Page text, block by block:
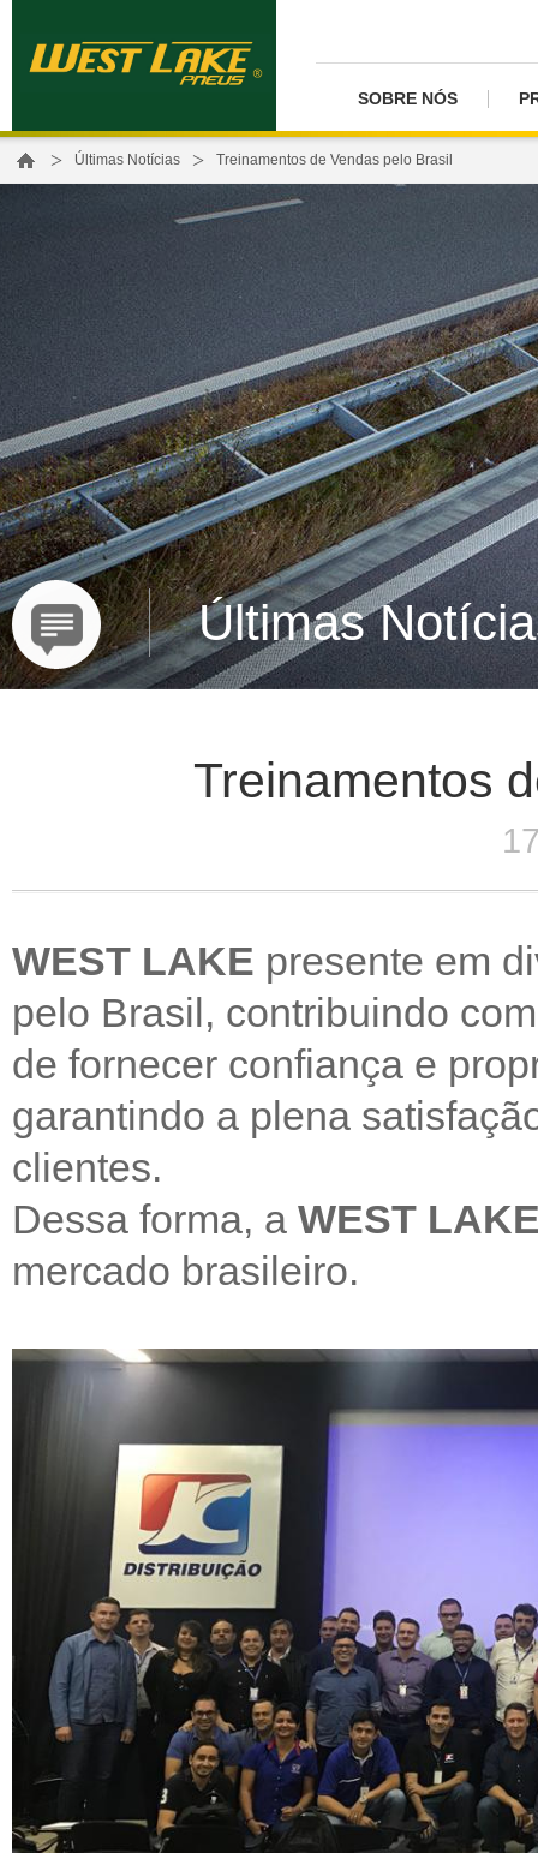
SOBRE NÓS
> Últimas Notícias > Treinamentos de Vendas pelo Brasil
Últimas
Treinamentos
WEST LAKE presente em
pelo Brasil, contribuindo
de fornecer confiança e
garantindo a plena
clientes.
Dessa forma, a WEST
mercado brasileiro.